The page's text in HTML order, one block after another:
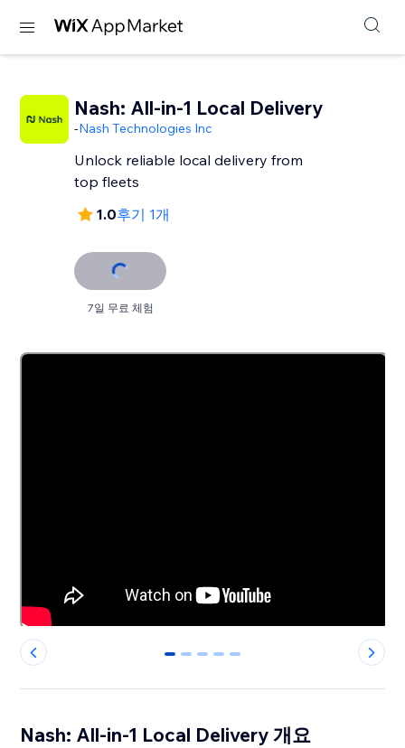
Nash: All-in-1 Local Delivery
-Nash Technologies Inc
Unlock reliable local delivery from
top fleets
1.0후기 1개
7일 무료 체험
0 1 2 3 4
Nash: All-in-1 Local Delivery 개요